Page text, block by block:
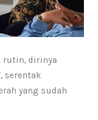
rutin, dirinya
serentak
yang sudah